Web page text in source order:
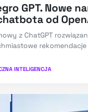
GPT. Nowe
od
z ChatGPT
INTELIGENCJA